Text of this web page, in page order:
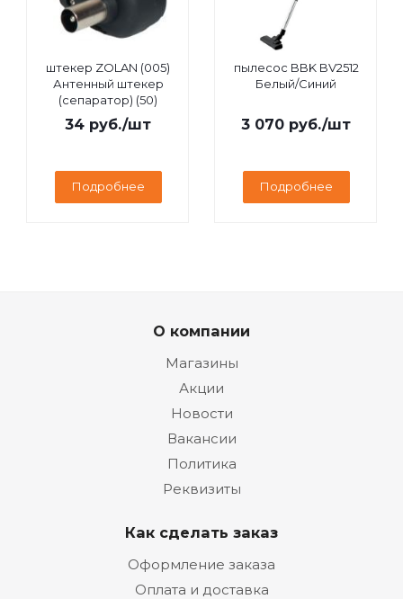
штекер ZOLAN (005)
Антенный штекер
(сепаратор) (50)
34 руб./шт
Подробнее
пылесос BBK BV2512
Белый/Синий
3 070 руб./шт
Подробнее
О компании
Магазины
Акции
Новости
Вакансии
Политика
Реквизиты
Как сделать заказ
Оформление заказа
Оплата и доставка